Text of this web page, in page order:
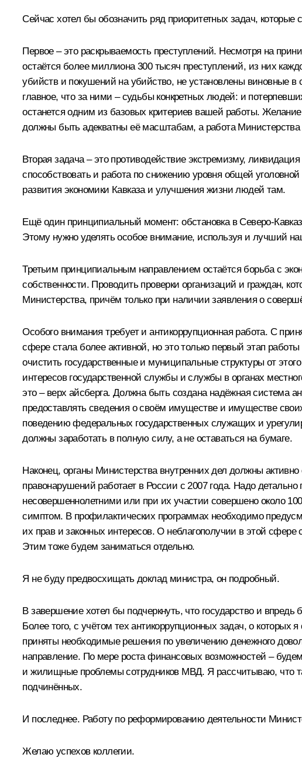
Сейчас хотел бы обозначить ряд приоритетных задач,
Первое – это раскрываемость преступлений. Несмотря на
остаётся более миллиона 300 тысяч преступлений, из них
убийств и покушений на убийство, не установлены
главное, что за ними – судьбы конкретных людей: и
останется одним из базовых критериев вашей работы.
должны быть адекватны её масштабам, а работа Министерства
Вторая задача – это противодействие экстремизму,
способствовать и работа по снижению уровня общей
развития экономики Кавказа и улучшения жизни людей там.
Ещё один принципиальный момент: обстановка в Северо-
Этому нужно уделять особое внимание, используя и лучший
Третьим принципиальным направлением остаётся борьба с
собственности. Проводить проверки организаций и граждан,
Министерства, причём только при наличии заявления о
Особого внимания требует и антикоррупционная работа. С
сфере стала более активной, но это только первый этап
очистить государственные и муниципальные структуры от
интересов государственной службы и службы в органах
это – верх айсберга. Должна быть создана надёжная система
предоставлять сведения о своём имуществе и имуществе
поведению федеральных государственных служащих и
должны заработать в полную силу, а не оставаться на бумаге.
Наконец, органы Министерства внутренних дел должны
правонарушений работает в России с 2007 года. Надо
несовершеннолетними или при их участии совершено около
симптом. В профилактических программах необходимо
их прав и законных интересов. О неблагополучии в этой
Этим тоже будем заниматься отдельно.
Я не буду предвосхищать доклад министра, он подробный.
В завершение хотел бы подчеркнуть, что государство и
Более того, с учётом тех антикоррупционных задач, о которых
приняты необходимые решения по увеличению денежного
направление. По мере роста финансовых возможностей –
и жилищные проблемы сотрудников МВД. Я рассчитываю, что
подчинённых.
И последнее. Работу по реформированию деятельности
Желаю успехов коллегии.